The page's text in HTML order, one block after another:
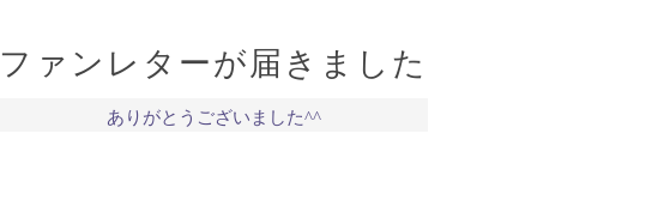
ファンレターが届きました
ありがとうございました^^